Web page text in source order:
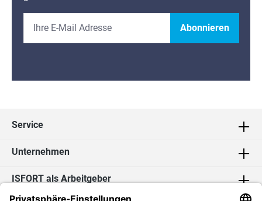
Abonnieren
Service
Unternehmen
ISFORT als Arbeitgeber